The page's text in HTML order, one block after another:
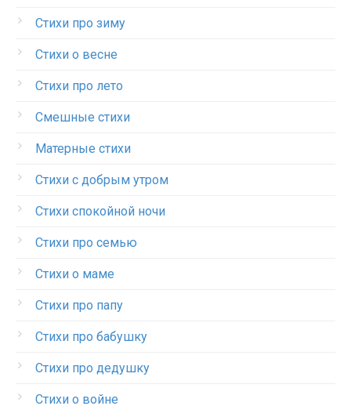
Стихи про зиму
Стихи о весне
Стихи про лето
Смешные стихи
Матерные стихи
Стихи с добрым утром
Стихи спокойной ночи
Стихи про семью
Стихи о маме
Стихи про папу
Стихи про бабушку
Стихи про дедушку
Стихи о войне